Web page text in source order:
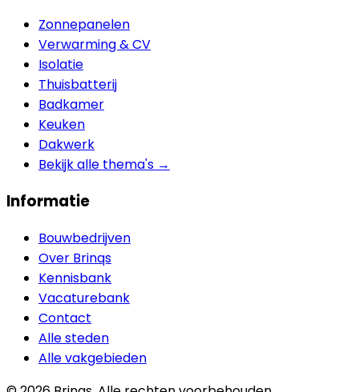
Zonnepanelen
Verwarming & CV
Isolatie
Thuisbatterij
Badkamer
Keuken
Dakwerk
Bekijk alle thema's →
Informatie
Bouwbedrijven
Over Brinqs
Kennisbank
Vacaturebank
Contact
Alle steden
Alle vakgebieden